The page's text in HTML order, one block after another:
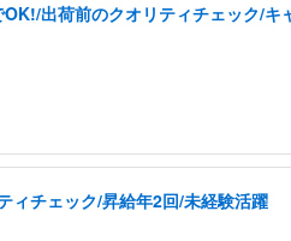
OK!/出荷前のクオリティチェック/
ィチェック/昇給年2回/未経験活躍